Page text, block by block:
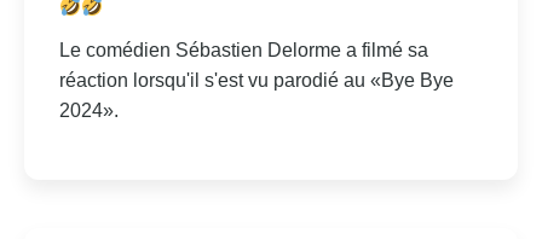
Le comédien Sébastien Delorme a filmé sa
réaction lorsqu'il s'est vu parodié au «Bye Bye
2024».